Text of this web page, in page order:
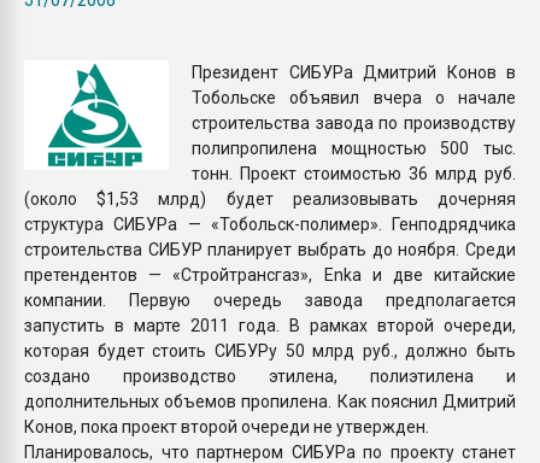
ПЕРЕЙТИ НА
Президент СИБУРа Дмитрий Конов в
Тобольске объявил вчера о начале
строительства завода по производству
полипропилена мощностью 500 тыс.
тонн. Проект стоимостью 36 млрд руб.
(около $1,53 млрд) будет реализовывать дочерняя
структура СИБУРа — «Тобольск-полимер». Генподрядчика
строительства СИБУР планирует выбрать до ноября. Среди
претендентов — «Стройтрансгаз», Enka и две китайские
компании. Первую очередь завода предполагается
запустить в марте 2011 года. В рамках второй очереди,
которая будет стоить СИБУРу 50 млрд руб., должно быть
создано производство этилена, полиэтилена и
дополнительных объемов пропилена. Как пояснил Дмитрий
Конов, пока проект второй очереди не утвержден.
Планировалось, что партнером СИБУРа по проекту станет